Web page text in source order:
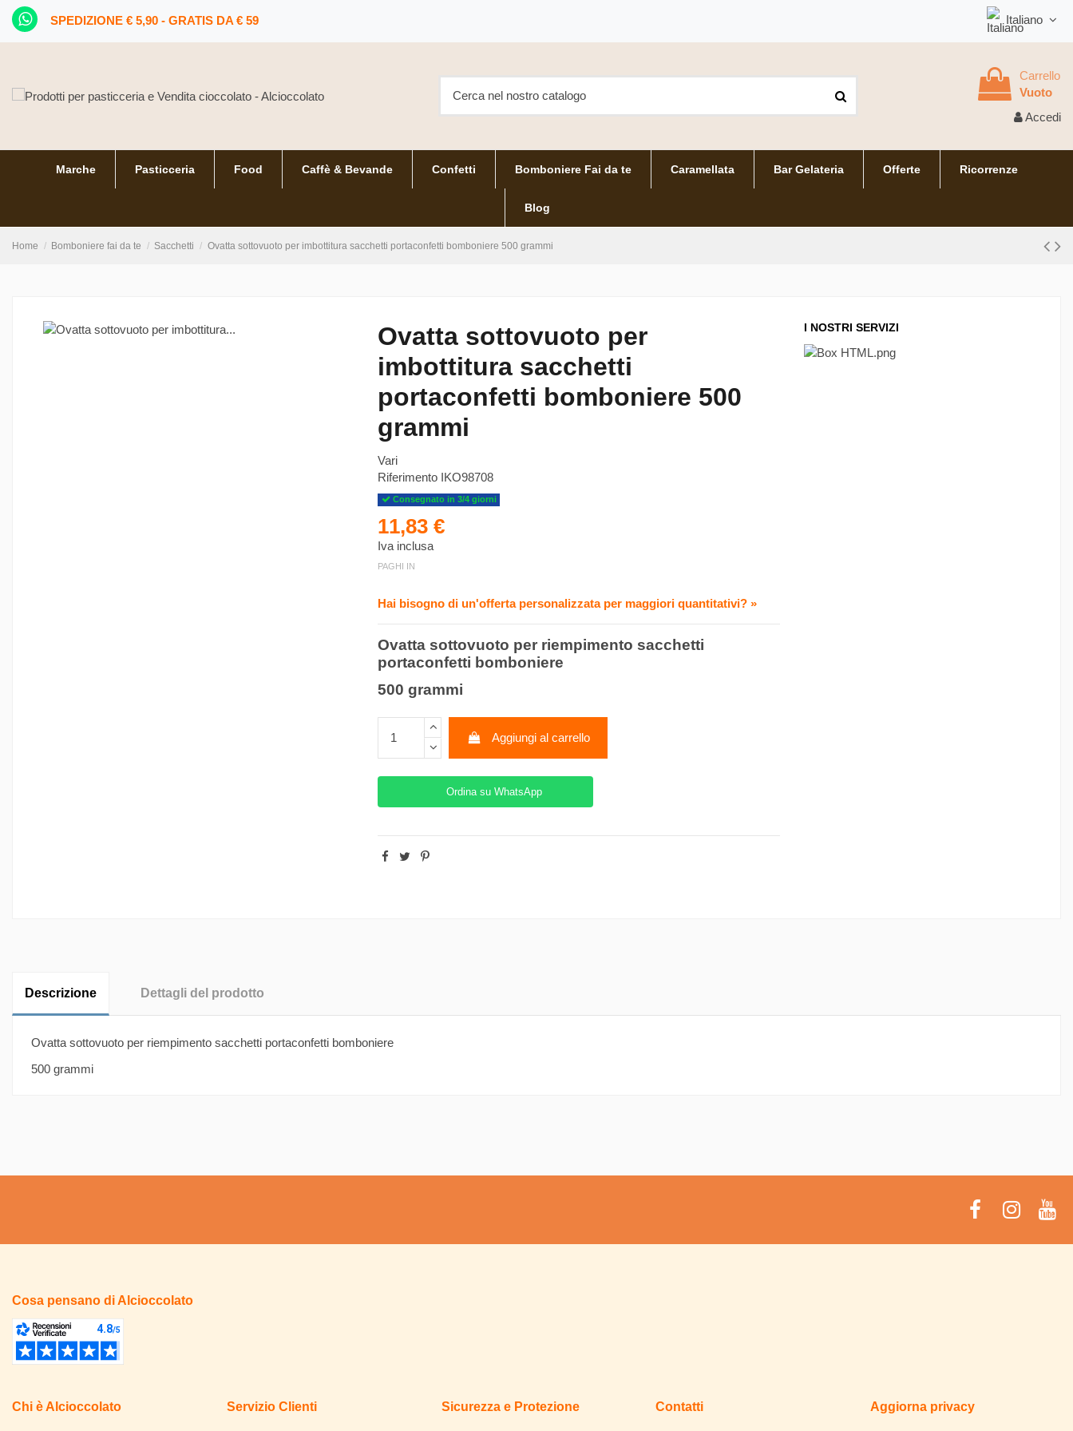
SPEDIZIONE € 5,90 - GRATIS DA € 59 Italiano
Carrello
Vuoto
Accedi
Marche Pasticceria Food Caffè & Bevande Confetti Bomboniere Fai da te Caramellata Bar Gelateria Offerte Ricorrenze
Blog
Home Bomboniere fai da te Sacchetti Ovatta sottovuoto per imbottitura sacchetti portaconfetti bomboniere 500 grammi
Ovatta sottovuoto per
imbottitura sacchetti
portaconfetti bomboniere 500
grammi
Vari
Riferimento IKO98708
Consegnato in 3/4 giorni
11,83 €
Iva inclusa
PAGHI IN
Hai bisogno di un'offerta personalizzata per maggiori quantitativi? »
Ovatta sottovuoto per riempimento sacchetti
portaconfetti bomboniere
500 grammi
Aggiungi al carrello
Ordina su WhatsApp
I NOSTRI SERVIZI
Descrizione Dettagli del prodotto
Ovatta sottovuoto per riempimento sacchetti portaconfetti bomboniere
500 grammi
Cosa pensano di Alcioccolato
Chi è Alcioccolato Servizio Clienti Sicurezza e Protezione Contatti Aggiorna privacy